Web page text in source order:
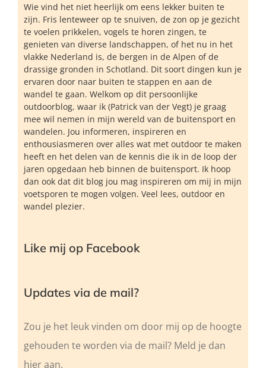
Wie vind het niet heerlijk om eens lekker buiten te
zijn. Fris lenteweer op te snuiven, de zon op je gezicht
te voelen prikkelen, vogels te horen zingen, te
genieten van diverse landschappen, of het nu in het
vlakke Nederland is, de bergen in de Alpen of de
drassige gronden in Schotland. Dit soort dingen kun je
ervaren door naar buiten te stappen en aan de
wandel te gaan. Welkom op dit persoonlijke
outdoorblog, waar ik (Patrick van der Vegt) je graag
mee wil nemen in mijn wereld van de buitensport en
wandelen. Jou informeren, inspireren en
enthousiasmeren over alles wat met outdoor te maken
heeft en het delen van de kennis die ik in de loop der
jaren opgedaan heb binnen de buitensport. Ik hoop
dan ook dat dit blog jou mag inspireren om mij in mijn
voetsporen te mogen volgen. Veel lees, outdoor en
wandel plezier.
Like mij op Facebook
Updates via de mail?
Zou je het leuk vinden om door mij op de hoogte
gehouden te worden via de mail? Meld je dan
hier aan.